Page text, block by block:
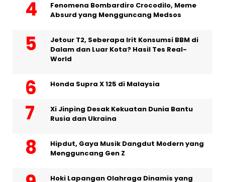
Fenomena Bombardiro Crocodilo, Meme
Absurd yang Mengguncang Medsos
Jetour T2, Seberapa Irit Konsumsi BBM di
Dalam dan Luar Kota? Hasil Tes Real-
World
Honda Supra X 125 di Malaysia
Xi Jinping Desak Kekuatan Dunia Bantu
Rusia dan Ukraina
Hipdut, Gaya Musik Dangdut Modern yang
Mengguncang Gen Z
Hoki Lapangan Olahraga Dinamis yang